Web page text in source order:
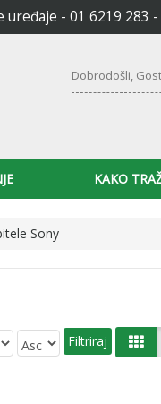
- 01 6219 283 -
Dobrodošli, Gost
KAKO
Sony